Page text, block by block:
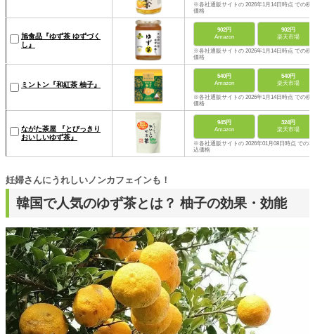
※各社通販サイトの 2026年1月14日時点 での税
価格
旭食品『ゆず茶 ゆずづく
し』
902円
Amazon
902円
楽天市場
※各社通販サイトの 2026年1月14日時点 での税
価格
ミントン『和紅茶 柚子』
540円
Amazon
540円
楽天市場
※各社通販サイトの 2026年1月14日時点 での税
価格
ながた茶屋 『とびっきり
おいしいゆず茶』
945円
Amazon
324円
楽天市場
※各社通販サイトの 2026年01月08日時点 での税
込価格
韓国で人気のゆず茶とは？ 柚子の効果・効能
妊婦さんにうれしいノンカフェインも！